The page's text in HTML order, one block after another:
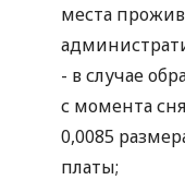
места
- в случае
с момента
0,0085
платы;